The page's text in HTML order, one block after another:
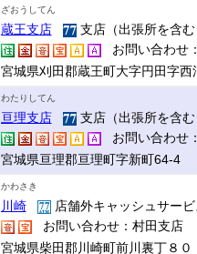
ざおうしてん
蔵王支店
支店（出張所を含
お問い合わせ
宮城県刈田郡蔵王町大字円田字西
わたりしてん
亘理支店
支店（出張所を含
お問い合わせ
宮城県亘理郡亘理町字新町64-4
かわさき
川崎
店舗外キャッシュサー
お問い合わせ：村田支店
宮城県柴田郡川崎町前川裏丁８